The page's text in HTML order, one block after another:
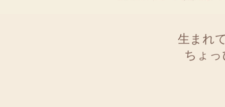
生まれ
ちょ